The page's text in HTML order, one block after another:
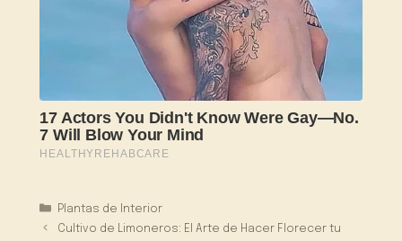
Categorias
Plantas de Interior
Cultivo de Limoneros: El Arte de Hacer Florecer tu